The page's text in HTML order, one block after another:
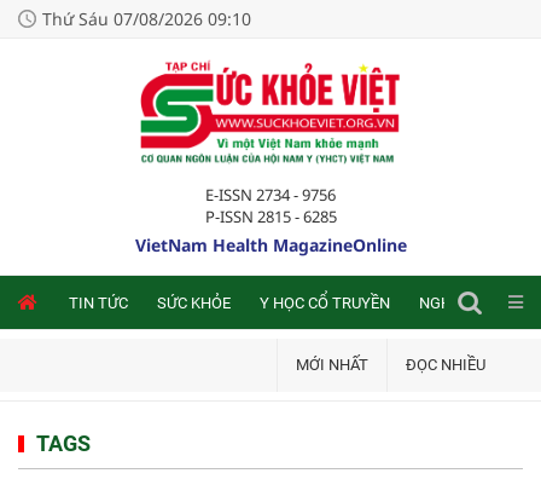
Thứ Sáu 07/08/2026 09:10
E-ISSN 2734 - 9756
P-ISSN 2815 - 6285
VietNam Health MagazineOnline
TIN TỨC SỨC KHỎE Y HỌC CỔ TRUYỀN NGHIÊN CỨU
MỚI NHẤT ĐỌC NHIỀU
TAGS